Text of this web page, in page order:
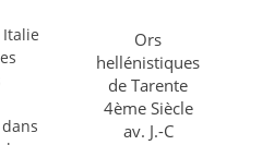
Ors
hellénistiques
de Tarente
4ème Siècle
av. J.-C